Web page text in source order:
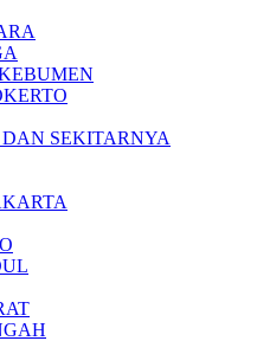
SEKITARNYA